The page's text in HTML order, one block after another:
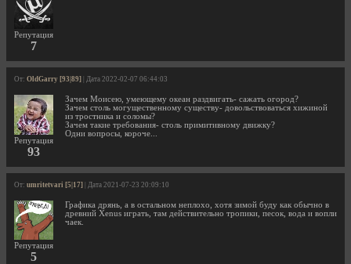
Репутация
7
От: OldGarry [93|89] | Дата 2022-02-07 06:44:03
Репутация
93
Зачем Моисею, умеющему океан раздвигать- сажать огород?
Зачем столь могущественному существу- довольствоваться хижиной
из тростника и соломы?
Зачем такие требования- столь примитивному движку?
Одни вопросы, короче...
От: umritetvari [5|17] | Дата 2021-07-23 20:09:10
Репутация
5
Графика дрянь, а в остальном неплохо, хотя зимой буду как обычно в
древний Xenus играть, там действительно тропики, песок, вода и вопли
чаек.